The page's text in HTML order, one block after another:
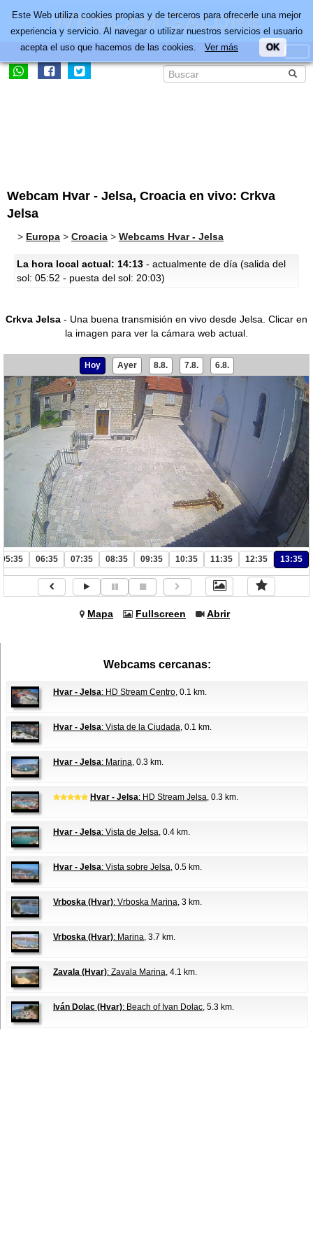
Webcam Hvar - Jelsa, Croacia en vivo: Crkva
Jelsa
> Europa > Croacia > Webcams Hvar - Jelsa
La hora local actual: 14:13 - actualmente de día (salida del
sol: 05:52 - puesta del sol: 20:03)
Crkva Jelsa - Una buena transmisión en vivo desde Jelsa. Clicar en
la imagen para ver la cámara web actual.
Hoy Ayer 8.8. 7.8. 6.8.
05:35 06:35 07:35 08:35 09:35 10:35 11:35 12:35 13:35
Mapa Fullscreen Abrir
Webcams cercanas:
Hvar - Jelsa: HD Stream Centro, 0.1 km.
Hvar - Jelsa: Vista de la Ciudada, 0.1 km.
Hvar - Jelsa: Marina, 0.3 km.
Hvar - Jelsa: HD Stream Jelsa, 0.3 km.
Hvar - Jelsa: Vista de Jelsa, 0.4 km.
Hvar - Jelsa: Vista sobre Jelsa, 0.5 km.
Vrboska (Hvar): Vrboska Marina, 3 km.
Vrboska (Hvar): Marina, 3.7 km.
Zavala (Hvar): Zavala Marina, 4.1 km.
Iván Dolac (Hvar): Beach of Ivan Dolac, 5.3 km.
Este Web utiliza cookies propias y de terceros para ofrecerle una mejor
experiencia y servicio. Al navegar o utilizar nuestros servicios el usuario
acepta el uso que hacemos de las cookies. Ver más OK